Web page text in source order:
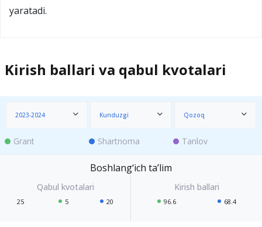
yaratadi.
Kirish ballari va qabul kvotalari
2023-2024 Kunduzgi Qozoq
Grant Shartnoma Tanlov
Boshlang‘ich ta’lim
25 5 20 96.6 68.4